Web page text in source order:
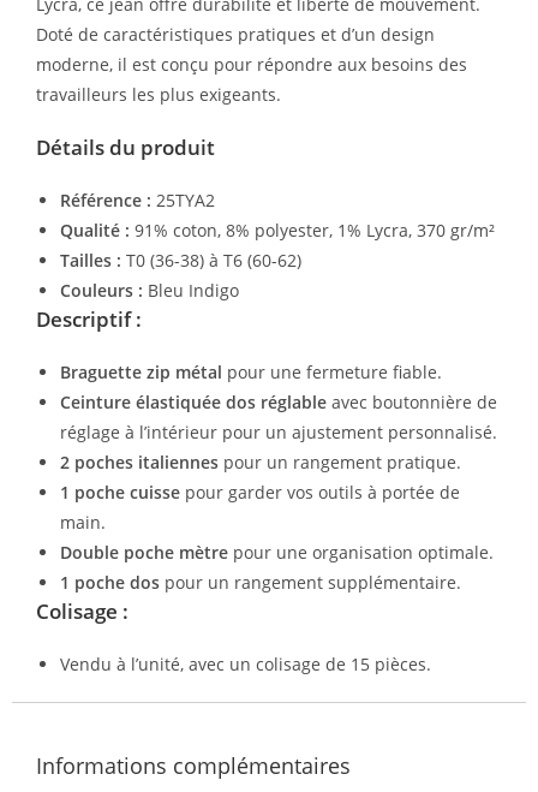
Doté de caractéristiques pratiques et d’un design
moderne, il est conçu pour répondre aux besoins des
travailleurs les plus exigeants.
Détails du produit
Référence : 25TYA2
Qualité : 91% coton, 8% polyester, 1% Lycra, 370 gr/m²
Tailles : T0 (36-38) à T6 (60-62)
Couleurs : Bleu Indigo
Descriptif :
Braguette zip métal pour une fermeture fiable.
Ceinture élastiquée dos réglable avec boutonnière de
réglage à l’intérieur pour un ajustement personnalisé.
2 poches italiennes pour un rangement pratique.
1 poche cuisse pour garder vos outils à portée de
main.
Double poche mètre pour une organisation optimale.
1 poche dos pour un rangement supplémentaire.
Colisage :
Vendu à l’unité, avec un colisage de 15 pièces.
Informations complémentaires